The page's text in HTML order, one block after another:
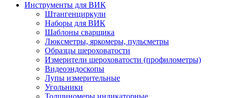
Инструменты для ВИК
Штангенциркули
Наборы для ВИК
Шаблоны сварщика
Люксметры, яркомеры, пульсметры
Образцы шероховатости
Измерители шероховатости (профилометры)
Видеоэндоскопы
Лупы измерительные
Угольники
Толщиномеры индикаторные